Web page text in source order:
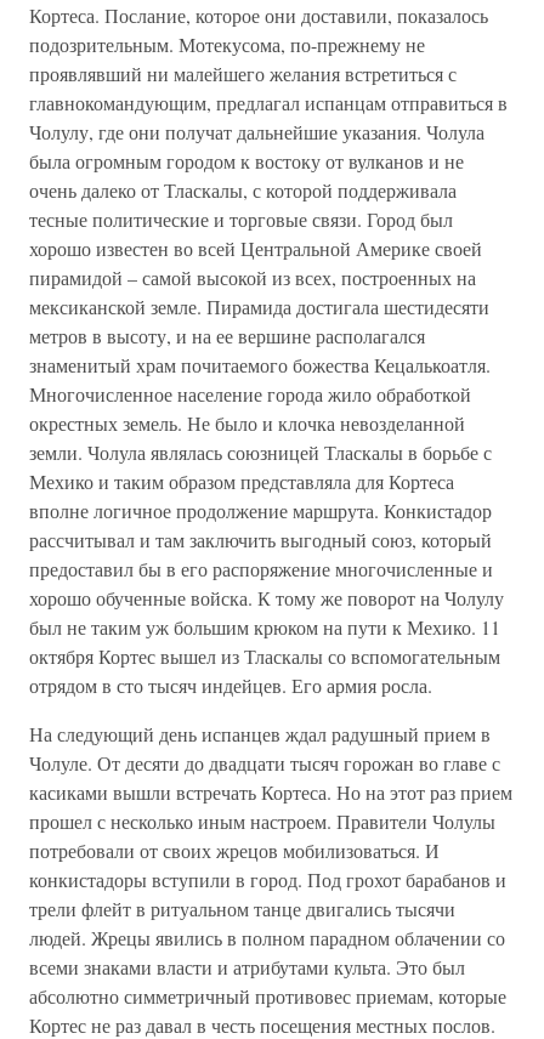
Кортеса. Послание, которое они доставили, показалось
подозрительным. Мотекусома, по-прежнему не
проявлявший ни малейшего желания встретиться с
главнокомандующим, предлагал испанцам отправиться в
Чолулу, где они получат дальнейшие указания. Чолула
была огромным городом к востоку от вулканов и не
очень далеко от Тласкалы, с которой поддерживала
тесные политические и торговые связи. Город был
хорошо известен во всей Центральной Америке своей
пирамидой – самой высокой из всех, построенных на
мексиканской земле. Пирамида достигала шестидесяти
метров в высоту, и на ее вершине располагался
знаменитый храм почитаемого божества Кецалькоатля.
Многочисленное население города жило обработкой
окрестных земель. Не было и клочка невозделанной
земли. Чолула являлась союзницей Тласкалы в борьбе с
Мехико и таким образом представляла для Кортеса
вполне логичное продолжение маршрута. Конкистадор
рассчитывал и там заключить выгодный союз, который
предоставил бы в его распоряжение многочисленные и
хорошо обученные войска. К тому же поворот на Чолулу
был не таким уж большим крюком на пути к Мехико. 11
октября Кортес вышел из Тласкалы со вспомогательным
отрядом в сто тысяч индейцев. Его армия росла.
На следующий день испанцев ждал радушный прием в
Чолуле. От десяти до двадцати тысяч горожан во главе с
касиками вышли встречать Кортеса. Но на этот раз прием
прошел с несколько иным настроем. Правители Чолулы
потребовали от своих жрецов мобилизоваться. И
конкистадоры вступили в город. Под грохот барабанов и
трели флейт в ритуальном танце двигались тысячи
людей. Жрецы явились в полном парадном облачении со
всеми знаками власти и атрибутами культа. Это был
абсолютно симметричный противовес приемам, которые
Кортес не раз давал в честь посещения местных послов.